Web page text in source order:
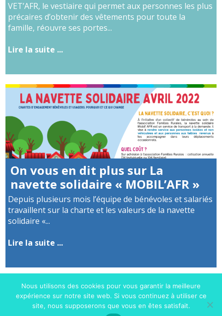
VET’AFR, le vestiaire qui permet aux personnes les plus
précaires d’obtenir des vêtements pour toute la
famille, réouvre ses portes...
Lire la suite ...
On vous en dit plus sur La
navette solidaire « MOBIL’AFR »
Depuis plusieurs mois l’équipe de bénévoles et salariés
travaillent sur la charte et les valeurs de la navette
solidaire «...
Lire la suite ...
Nous utilisons des cookies pour vous garantir la meilleure
expérience sur notre site web. Si vous continuez à utiliser ce
site, nous supposerons que vous en êtes satisfait.